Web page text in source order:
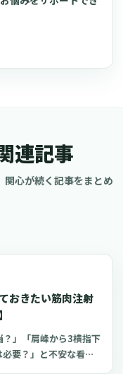
連記事
心が続く記事をまとめ
おきたい筋肉注射
？」「肩峰から3横指下
要？」と不安な看護